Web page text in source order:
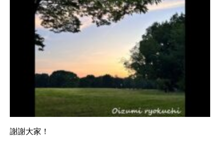
謝謝大家！